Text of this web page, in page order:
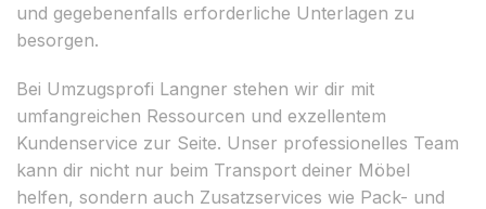
und gegebenenfalls erforderliche Unterlagen zu
besorgen.
Bei Umzugsprofi Langner stehen wir dir mit
umfangreichen Ressourcen und exzellentem
Kundenservice zur Seite. Unser professionelles Team
kann dir nicht nur beim Transport deiner Möbel
helfen, sondern auch Zusatzservices wie Pack- und